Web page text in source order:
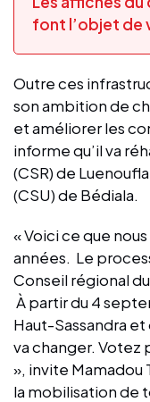
font l’objet de
Outre ces
son ambition de
et améliorer les
informe qu’il va
(CSR) de
(CSU) de Bédiala.
« Voici ce que
années. Le
Conseil régional
À partir du 4
Haut-Sassandra
va changer. Votez
», invite Mamadou
la mobilisation de